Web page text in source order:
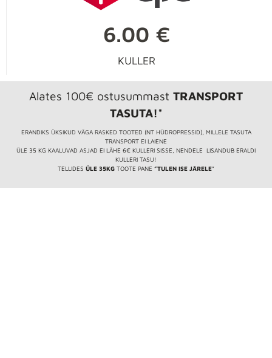
6.00 €
KULLER
Alates 100€ ostusummast TRANSPORT
TASUTA!*
ERANDIKS ÜKSIKUD VÄGA RASKED TOOTED (NT HÜDROPRESSID), MILLELE TASUTA
TRANSPORT EI LAIENE
ÜLE 35 KG KAALUVAD ASJAD EI LÄHE 6€ KULLERI SISSE, NENDELE LISANDUB ERALDI
KULLERI TASU!
TELLIDES ÜLE 35KG TOOTE PANE ”TULEN ISE JÄRELE”